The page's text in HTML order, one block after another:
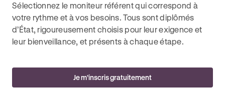
Sélectionnez le moniteur référent qui correspond à
votre rythme et à vos besoins. Tous sont diplômés
d’État, rigoureusement choisis pour leur exigence et
leur bienveillance, et présents à chaque étape.
Je m’inscris gratuitement